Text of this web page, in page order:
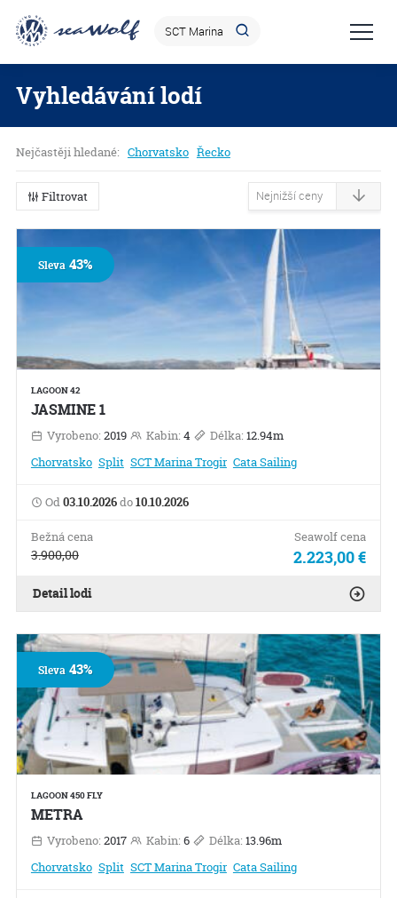
Vyhledávání lodí
Nejčastěji hledané: Chorvatsko Řecko
Filtrovat
LAGOON 42
JASMINE 1
Vyrobeno: 2019 Kabin: 4 Délka: 12.94m
Chorvatsko Split SCT Marina Trogir Cata Sailing
Od03.10.2026do10.10.2026
Bežná cena
3.900,00
Seawolf cena
2.223,00 €
Sleva43%
Detail lodi
LAGOON 450 FLY
METRA
Vyrobeno: 2017 Kabin: 6 Délka: 13.96m
Chorvatsko Split SCT Marina Trogir Cata Sailing
Sleva43%